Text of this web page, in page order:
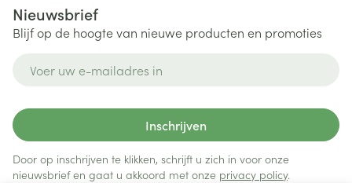
Nieuwsbrief
Blijf op de hoogte van nieuwe producten en promoties
Inschrijven
Door op inschrijven te klikken, schrijft u zich in voor onze
nieuwsbrief en gaat u akkoord met onze privacy policy.